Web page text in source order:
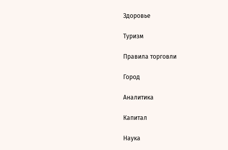
Здоровье
Туризм
Правила торговли
Город
Аналитика
Капитал
Наука